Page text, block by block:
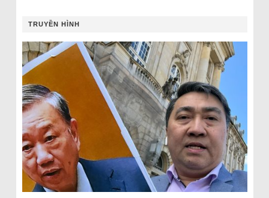
TRUYỀN HÌNH